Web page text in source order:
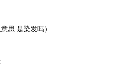
思 是染发吗）